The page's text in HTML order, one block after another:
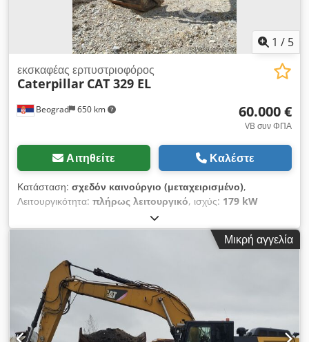
1 / 5
Beograd 650 km
εκσκαφέας ερπυστριοφόρος
Caterpillar CAT 329 EL
60.000 €
VB συν ΦΠΑ
Αιτηθείτε Καλέστε
Κατάσταση: σχεδόν καινούργιο (μεταχειρισμένο),
Λειτουργικότητα: πλήρως λειτουργικό, ισχύς: 179 kW
, όγκος κάδου:2,6 m³
2010, αριθμός μηχανήματος/οχήματος:CAT0329ECTST00255,
Μικρή αγγελία